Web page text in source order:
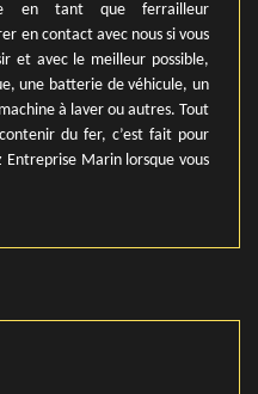
en tant que ferrailleur
en contact avec nous si vous
et avec le meilleur possible,
une batterie de véhicule, un
à laver ou autres. Tout
du fer, c’est fait pour
Entreprise Marin lorsque vous